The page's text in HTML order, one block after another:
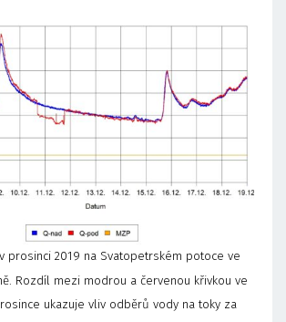
prosinci 2019 na Svatopetrském potoce ve
Rozdíl mezi modrou a červenou křivkou ve
ukazuje vliv odběrů vody na toky za